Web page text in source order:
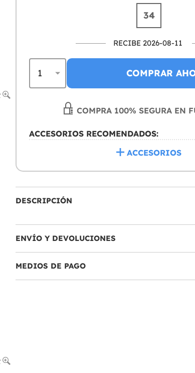
34
RECIBE 2026-08-11
COMPRAR
COMPRA 100% SEGURA EN
ACCESORIOS RECOMENDADOS:
ACCESORIOS
DESCRIPCIÓN
ENVÍO Y DEVOLUCIONES
MEDIOS DE PAGO